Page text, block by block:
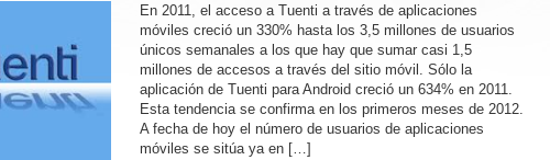
En 2011, el acceso a Tuenti a través de aplicaciones
móviles creció un 330% hasta los 3,5 millones de usuarios
únicos semanales a los que hay que sumar casi 1,5
millones de accesos a través del sitio móvil. Sólo la
aplicación de Tuenti para Android creció un 634% en 2011.
Esta tendencia se confirma en los primeros meses de 2012.
A fecha de hoy el número de usuarios de aplicaciones
móviles se sitúa ya en […]